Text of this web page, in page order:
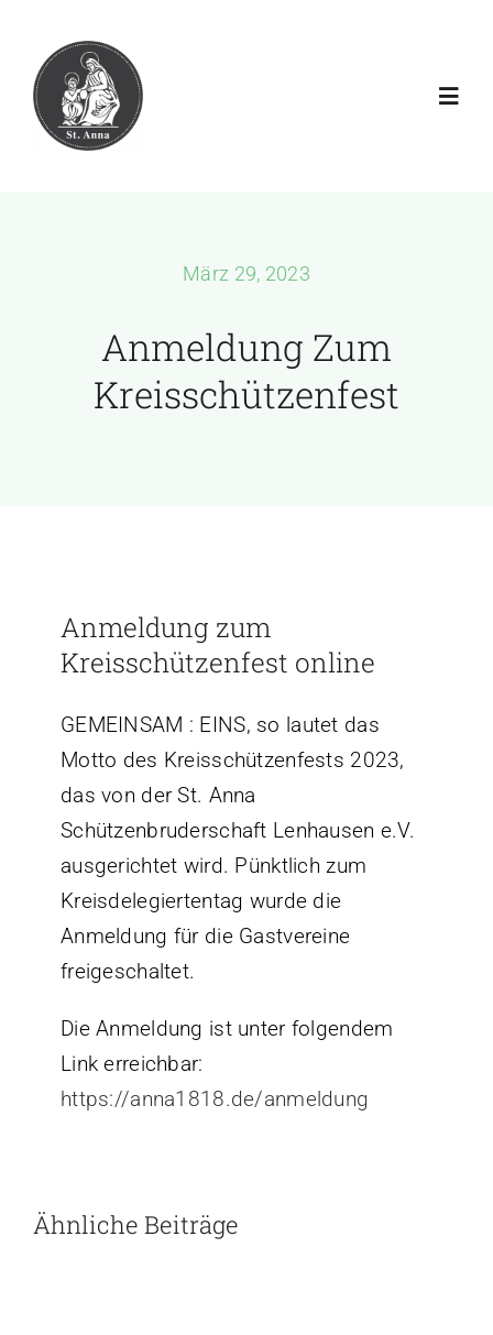
Inhalt
springen
Download
März 29, 2023
Anmeldung Zum
Kreisschützenfest
Anmeldung zum
Kreisschützenfest online
GEMEINSAM : EINS, so lautet das
Motto des Kreisschützenfests 2023,
das von der St. Anna
Schützenbruderschaft Lenhausen e.V.
ausgerichtet wird. Pünktlich zum
Kreisdelegiertentag wurde die
Anmeldung für die Gastvereine
freigeschaltet.
Die Anmeldung ist unter folgendem
Link erreichbar:
https://anna1818.de/anmeldung
Ähnliche Beiträge